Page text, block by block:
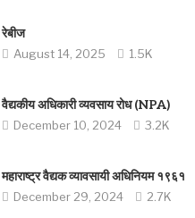
रेबीज
August 14, 2025 1.5K
वैद्यकीय अधिकारी व्यवसाय रोध (NPA)
December 10, 2024 3.2K
महाराष्ट्र वैद्यक व्यावसायी अधिनियम १९६१
December 29, 2024 2.7K